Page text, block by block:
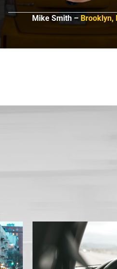
Mike Smith – Brooklyn,